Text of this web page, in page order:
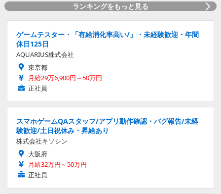
ランキングをもっと見る
ゲームテスター・「有給消化率高い/」・未経験歓迎・年間
休日125日
AQUARIUS株式会社
東京都
月給29万6,900円～50万円
正社員
スマホゲームQAスタッフ/アプリ動作確認・バグ報告/未経
験歓迎/土日祝休み・昇給あり
株式会社キソシン
大阪府
月給32万円～50万円
正社員